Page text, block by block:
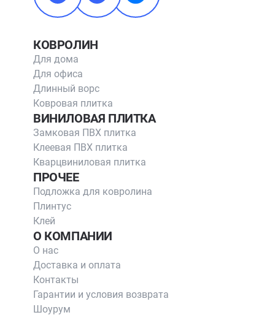
КОВРОЛИН
Для дома
Для офиса
Длинный ворс
Ковровая плитка
ВИНИЛОВАЯ ПЛИТКА
Замковая ПВХ плитка
Клеевая ПВХ плитка
Кварцвиниловая плитка
ПРОЧЕЕ
Подложка для ковролина
Плинтус
Клей
О КОМПАНИИ
О нас
Доставка и оплата
Контакты
Гарантии и условия возврата
Шоурум